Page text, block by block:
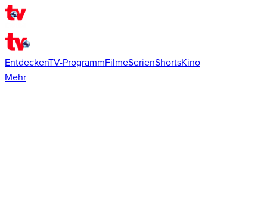
EntdeckenTV-ProgrammFilmeSerienShortsKino
Mehr